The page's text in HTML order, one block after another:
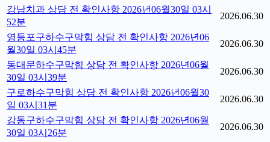
강남치과 상담 전 확인사항 2026년06월30일 03시
52분
2026.06.30
영등포구하수구막힘 상담 전 확인사항 2026년06
월30일 03시45분
2026.06.30
동대문하수구막힘 상담 전 확인사항 2026년06월
30일 03시39분
2026.06.30
구로하수구막힘 상담 전 확인사항 2026년06월30
일 03시31분
2026.06.30
강동구하수구막힘 상담 전 확인사항 2026년06월
30일 03시26분
2026.06.30